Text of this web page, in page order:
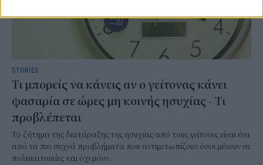
STORIES
Τι μπορείς να κάνεις αν ο γείτονας κάνει
φασαρία σε ώρες μη κοινής ησυχίας - Τι
προβλέπεται
Το ζήτημα της διατάραξης της ησυχίας από τους γείτονες είναι ένα
από τα πιο συχνά προβλήματα που αντιμετωπίζουν όσοι μένουν σε
πολυκατοικίες και όχι μόνο.